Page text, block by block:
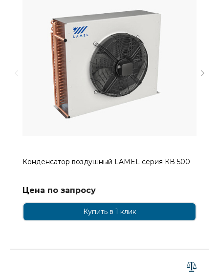
Конденсатор воздушный LAMEL серия КВ 500
Цена по запросу
Купить в 1 клик